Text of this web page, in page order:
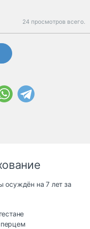
24 просмотров всего.
осуждён на 7 лет за